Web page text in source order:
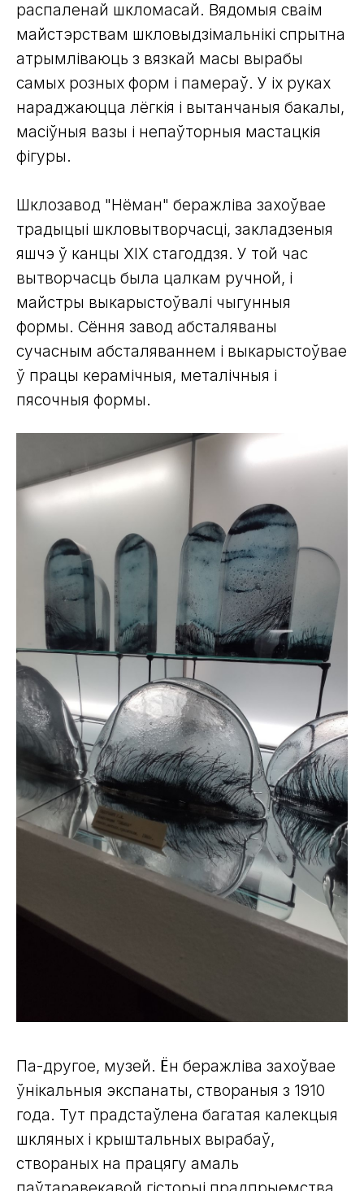
распаленай шкломасай. Вядомыя сваім
майстэрствам шкловыдзімальнікі спрытна
атрымліваюць з вязкай масы вырабы
самых розных форм і памераў. У іх руках
нараджаюцца лёгкія і вытанчаныя бакалы,
масіўныя вазы і непаўторныя мастацкія
фігуры.
Шклозавод "Нёман" беражліва захоўвае
традыцыі шкловытворчасці, закладзеныя
яшчэ ў канцы XIX стагоддзя. У той час
вытворчасць была цалкам ручной, і
майстры выкарыстоўвалі чыгунныя
формы. Сёння завод абсталяваны
сучасным абсталяваннем і выкарыстоўвае
ў працы керамічныя, металічныя і
пясочныя формы.
Па-другое, музей. Ён беражліва захоўвае
ўнікальныя экспанаты, створаныя з 1910
года. Тут прадстаўлена багатая калекцыя
шкляных і крыштальных вырабаў,
створаных на працягу амаль